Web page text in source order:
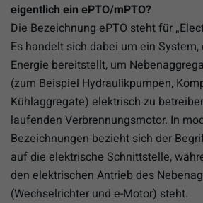
eigentlich ein ePTO/mPTO?
Die Bezeichnung ePTO steht für
Es handelt sich dabei um ein
Energie bereitstellt, um
(zum Beispiel Hydraulikpumpen,
Kühlaggregate) elektrisch zu
laufenden Verbrennungsmotor. In
Bezeichnungen bezieht sich der
auf die elektrische Schnittstelle,
den elektrischen Antrieb des
(Wechselrichter und e-Motor) steht.